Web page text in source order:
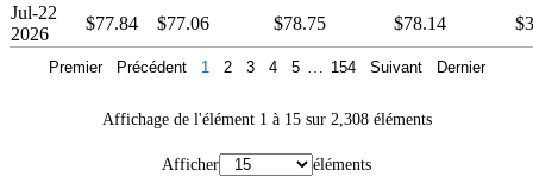
Jul-22
2026
$77.84 $77.06 $78.75 $78.14
Affichage de l'élément 1 à 15 sur 2,308 éléments
Afficher éléments
Premier Précédent 1 2 3 4 5 154 Suivant Dernier